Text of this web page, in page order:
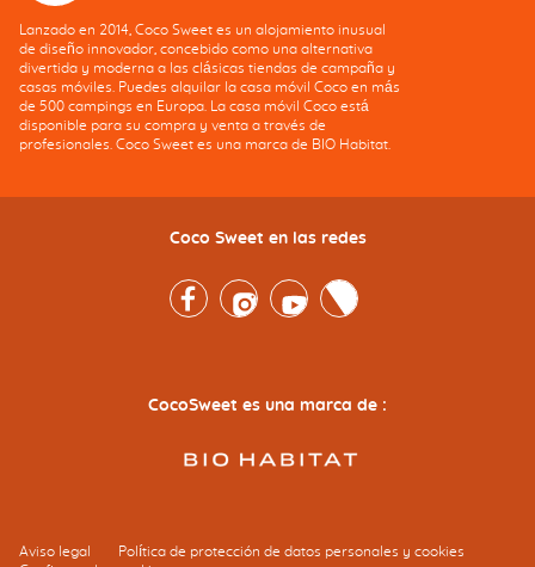
Lanzado en 2014, Coco Sweet es un alojamiento inusual
de diseño innovador, concebido como una alternativa
divertida y moderna a las clásicas tiendas de campaña y
casas móviles. Puedes alquilar la casa móvil Coco en más
de 500 campings en Europa. La casa móvil Coco está
disponible para su compra y venta a través de
profesionales. Coco Sweet es una marca de BIO Habitat.
Coco Sweet en las redes
FacebookInstagramYoutubeTwitter
CocoSweet es una marca de :
Aviso legal
Política de protección de datos personales y cookies